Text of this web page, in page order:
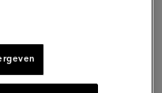
bij Joël.